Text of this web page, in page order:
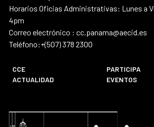
Horarios Oficias Administrativas: Lunes a
4pm
Correo electrónico : cc.panama@aecid.es
Teléfono:+(507) 378 2300
CCE
PARTICIPA
ACTUALIDAD
EVENTOS